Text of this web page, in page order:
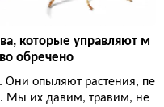
которые управляют м
обречено
опыляют растения, пе
Мы их давим, травим, не